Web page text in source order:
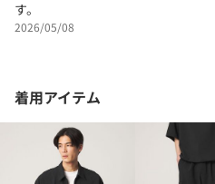
す。
2026/05/08
着用アイテム